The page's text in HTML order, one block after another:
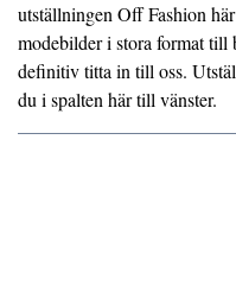
utställningen Off Fashion
modebilder i stora format till
definitiv titta in till oss.
du i spalten här till vänster.